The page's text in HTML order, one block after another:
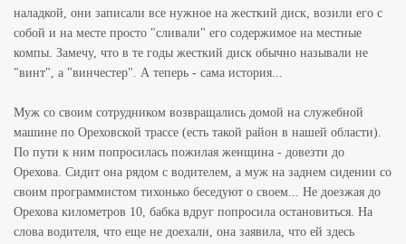
наладкой, они записали все нужное на жесткий диск, возили его с
собой и на месте просто "сливали" его содержимое на местные
компы. Замечу, что в те годы жесткий диск обычно называли не
"винт", а "винчестер". А теперь - сама история...
Муж со своим сотрудником возвращались домой на служебной
машине по Ореховской трассе (есть такой район в нашей области).
По пути к ним попросилась пожилая женщина - довезти до
Орехова. Сидит она рядом с водителем, а муж на заднем сидении со
своим программистом тихонько беседуют о своем... Не доезжая до
Орехова километров 10, бабка вдруг попросила остановиться. На
слова водителя, что еще не доехали, она заявила, что ей здесь